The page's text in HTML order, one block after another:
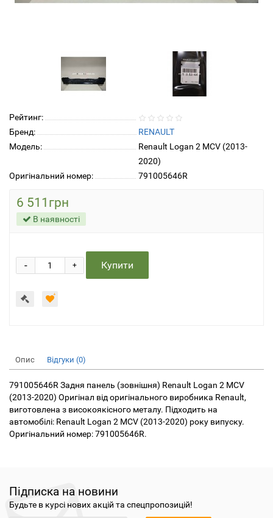
Рейтинг:
Бренд:
RENAULT
Модель:
Renault Logan 2 MCV (2013-
2020)
Оригінальний номер:
791005646R
6 511грн
В наявності
+
- Купити
Опис Відгуки (0)
791005646R Задня панель (зовнішня) Renault Logan 2 MCV
(2013-2020) Оригінал від оригінального виробника Renault,
виготовлена ​​з високоякісного металу. Підходить на
автомобілі: Renault Logan 2 MCV (2013-2020) року випуску.
Оригінальний номер: 791005646R.
Підписка на новини
Будьте в курсі нових акцій та спецпропозицій!